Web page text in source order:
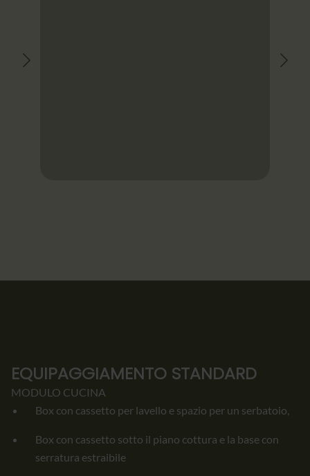
EQUIPAGGIAMENTO STANDARD
MODULO CUCINA
Box con cassetto per lavello e spazio per un serbatoio,
Box con cassetto sotto il piano cottura e la base con
serratura estraibile